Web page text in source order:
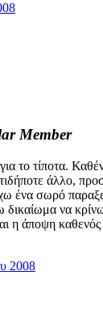
Member
το τίποτα.
άλλο,
ένα σωρό
να
η άποψη
2008